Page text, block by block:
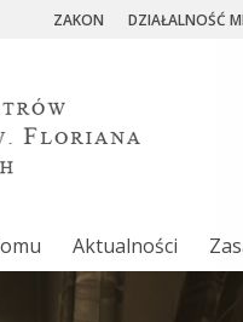
ZAKON DZIAŁALNOŚĆ
Aktualności